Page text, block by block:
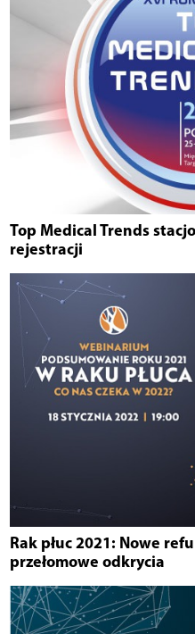
Top Medical Trends
rejestracji
Rak płuc 2021: Nowe
przełomowe odkrycia